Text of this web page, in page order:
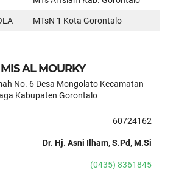
MTsN 1 Kota Gorontalo
MIS AL MOURKY
No. 6 Desa Mongolato Kecamatan
Kabupaten Gorontalo
60724162
Dr. Hj. Asni Ilham, S.Pd, M.Si
(0435) 8361845